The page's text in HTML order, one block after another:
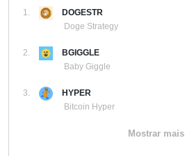
1.
DOGESTR
Doge Strategy
2.
BGIGGLE
Baby Giggle
3.
HYPER
Bitcoin Hyper
Mostrar mais